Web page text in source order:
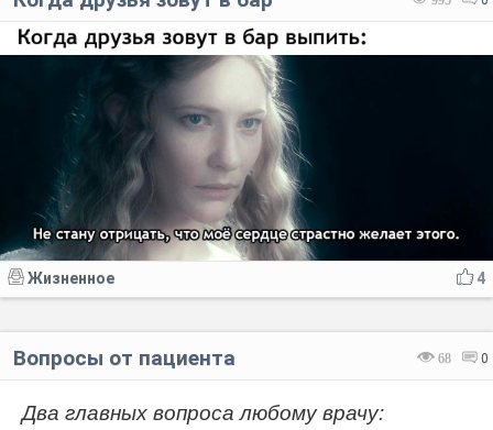
4
Жизненное
68 0
Вопросы от пациента
Два главных вопроса любому врачу: